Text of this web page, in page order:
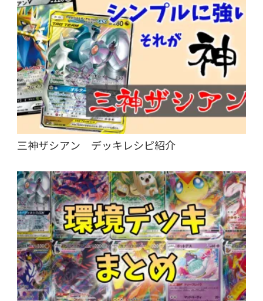
三神ザシアン デッキレシピ紹介